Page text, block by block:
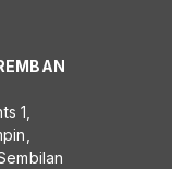
1,